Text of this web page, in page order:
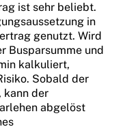
ist sehr beliebt.
in
genutzt. Wird
Busparsumme und
kalkuliert,
Sobald der
kann der
abgelöst